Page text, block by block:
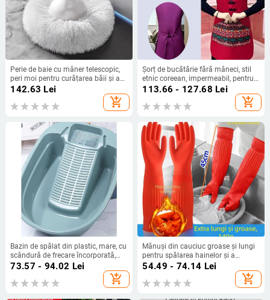
Perie de baie cu mâner telescopic,
peri moi pentru curățarea băii și a
toaletei, pentru pereți și chiuvetă
142.63 Lei
add_shopping_cart
Șorț de bucătărie fără mâneci, stil
etnic coreean, impermeabil, pentru
uz casnic și în restaurante
113.66 - 127.68 Lei
add_shopping_cart
Bazin de spălat din plastic, mare, cu
scândură de frecare încorporată,
pentru uz casnic și studențesc
73.57 - 94.02 Lei
add_shopping_cart
Mănuși din cauciuc groase și lungi
pentru spălarea hainelor și a
bucătăriei, impermeabile, căptușite
cu fleece, pentru spălat vase pentru
femei
54.49 - 74.14 Lei
add_shopping_cart